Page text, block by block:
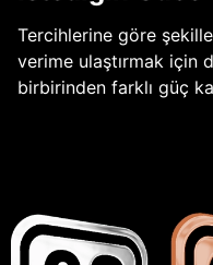
Tercihlerine göre
verime ulaştırmak için
birbirinden farklı güç